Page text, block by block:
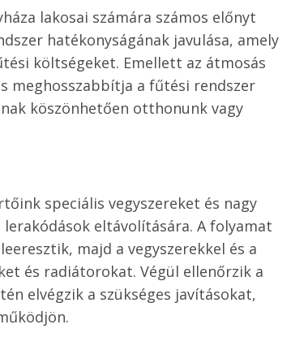
lakosai számára számos előnyt
hatékonyságának javulása, amely
költségeket. Emellett az átmosás
meghosszabbítja a fűtési rendszer
köszönhetően otthonunk vagy
speciális vegyszereket és nagy
eltávolítására. A folyamat
majd a vegyszerekkel és a
és radiátorokat. Végül ellenőrzik a
elvégzik a szükséges javításokat,